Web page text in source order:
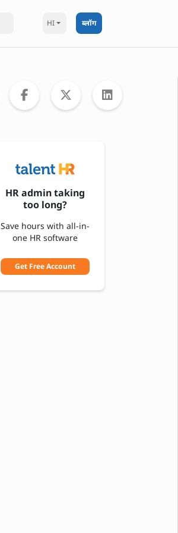
HI ब्लॉग
HR admin taking
too long?
Save hours with all-in-
one HR software
Get Free Account